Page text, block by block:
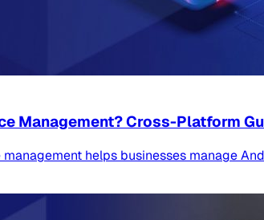
Management? Cross-Platform
helps businesses manage